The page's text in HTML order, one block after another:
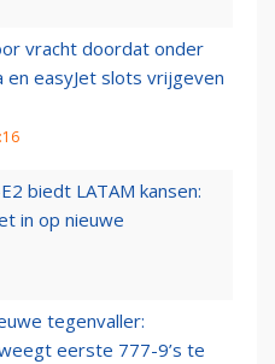
vracht doordat onder
en easyJet slots vrijgeven
biedt LATAM kansen:
in op nieuwe
tegenvaller:
eerste 777-9’s te